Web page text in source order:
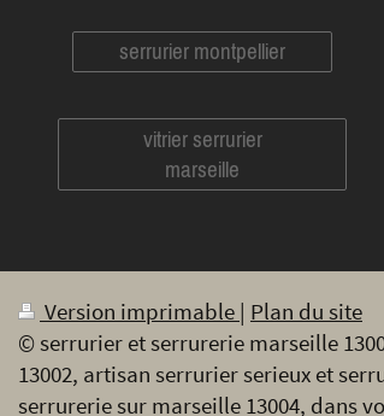
serrurier montpellier
vitrier serrurier
marseille
Version imprimable | Plan du site
© serrurier et serrurerie marseille
13002, artisan serrurier serieux et
serrurerie sur marseille 13004, dans